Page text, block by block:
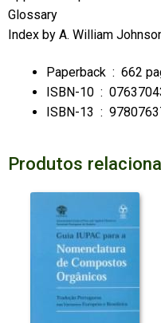
Glossary
Index by A. William
Paperback ‏ : ‎ 662
ISBN-10 ‏ : ‎
ISBN-13 ‏ : ‎
Produtos